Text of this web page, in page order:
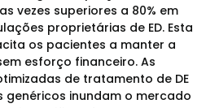
vezes superiores a 80% em
proprietárias de ED. Esta
os pacientes a manter a
esforço financeiro. As
de tratamento de DE
genéricos inundam o mercado